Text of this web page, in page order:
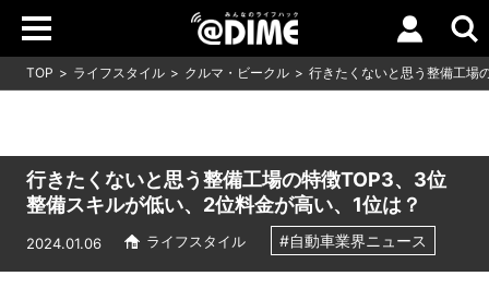
TOP ライフスタイル クルマ・ビークル 行きたくないと思う整備工場
行きたくないと思う整備工場の特徴TOP3、3位
整備スキルが低い、2位料金が高い、1位は？
2024.01.06 ライフスタイル #自動車業界ニュース